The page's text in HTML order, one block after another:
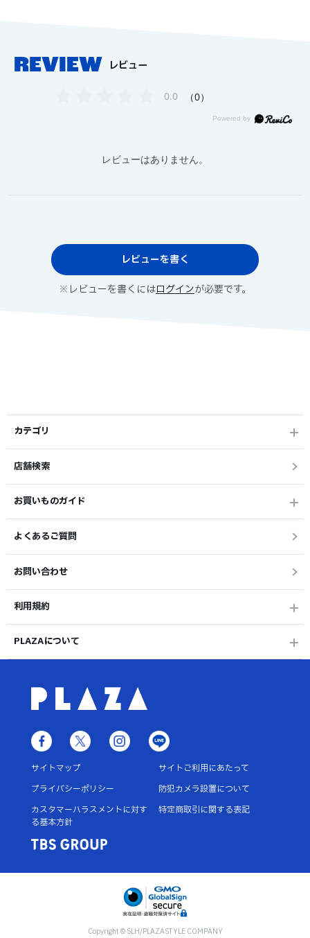
REVIEW レビュー
0.0 0
レビューはありません。
レビューを書く
※レビューを書くにはログインが必要です。
カテゴリ
店舗検索
お買いものガイド
よくあるご質問
お問い合わせ
利用規約
PLAZAについて
サイトマップ
サイトご利用にあたって
プライバシーポリシー
防犯カメラ設置について
カスタマーハラスメントに対す
る基本方針
特定商取引に関する表記
Copyright © SLH/PLAZASTYLE COMPANY